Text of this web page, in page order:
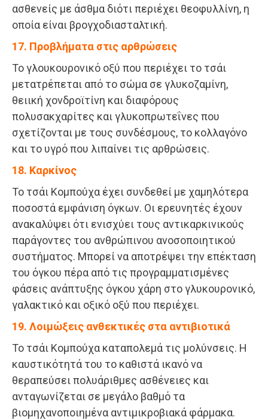
ασθενείς με άσθμα διότι περιέχει θεοφυλλίνη, η
οποία είναι βρογχοδιασταλτική.
17. Προβλήματα στις αρθρώσεις
Το γλουκουρονικό οξύ που περιέχει το τσάι
μετατρέπεται από το σώμα σε γλυκοζαμίνη,
θειική χονδροϊτίνη και διαφόρους
πολυσακχαρίτες και γλυκοπρωτεΐνες που
σχετίζονται με τους συνδέσμους, το κολλαγόνο
και το υγρό που λιπαίνει τις αρθρώσεις.
18. Καρκίνος
Το τσάι Κομπούχα έχει συνδεθεί με χαμηλότερα
ποσοστά εμφάνιση όγκων. Οι ερευνητές έχουν
ανακαλύψει ότι ενισχύει τους αντικαρκινικούς
παράγοντες του ανθρώπινου ανοσοποιητικού
συστήματος. Μπορεί να αποτρέψει την επέκταση
του όγκου πέρα από τις προγραμματισμένες
φάσεις ανάπτυξης όγκου χάρη στο γλυκουρονικό,
γαλακτικό και οξικό οξύ που περιέχει.
19. Λοιμώξεις ανθεκτικές στα αντιβιοτικά
Το τσάι Κομπούχα καταπολεμά τις μολύνσεις. Η
καυστικότητά του το καθιστά ικανό να
θεραπεύσει πολυάριθμες ασθένειες και
ανταγωνίζεται σε μεγάλο βαθμό τα
βιομηχανοποιημένα αντιμικροβιακά φάρμακα.